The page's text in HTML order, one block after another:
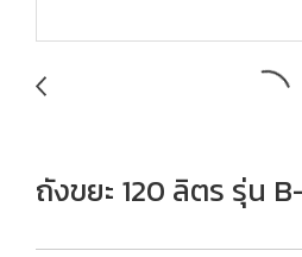
ถังขยะ 120 ลิตร รุ่น